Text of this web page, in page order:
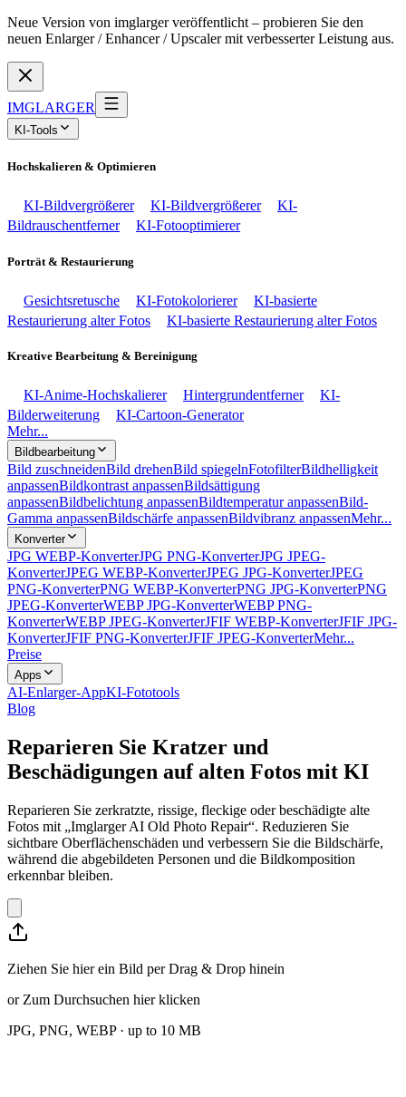
Neue Version von imglarger veröffentlicht – probieren Sie den
neuen Enlarger / Enhancer / Upscaler mit verbesserter Leistung aus.
IMGLARGER
KI-Tools
Hochskalieren & Optimieren
KI-Bildvergrößerer KI-Bildvergrößerer
KI-
Bildrauschentferner
KI-Fotooptimierer
Porträt & Restaurierung
Gesichtsretusche KI-Fotokolorierer
KI-basierte
Restaurierung alter Fotos
KI-basierte Restaurierung alter Fotos
Kreative Bearbeitung & Bereinigung
KI-Anime-Hochskalierer Hintergrundentferner
KI-
Bilderweiterung
KI-Cartoon-Generator
Mehr...
Bildbearbeitung
Bild zuschneidenBild drehenBild spiegelnFotofilterBildhelligkeit
anpassenBildkontrast anpassenBildsättigung
anpassenBildbelichtung anpassenBildtemperatur anpassenBild-
Gamma anpassenBildschärfe anpassenBildvibranz anpassenMehr...
Konverter
JPG WEBP-KonverterJPG PNG-KonverterJPG JPEG-
KonverterJPEG WEBP-KonverterJPEG JPG-KonverterJPEG
PNG-KonverterPNG WEBP-KonverterPNG JPG-KonverterPNG
JPEG-KonverterWEBP JPG-KonverterWEBP PNG-
KonverterWEBP JPEG-KonverterJFIF WEBP-KonverterJFIF JPG-
KonverterJFIF PNG-KonverterJFIF JPEG-KonverterMehr...
Preise
Apps
AI-Enlarger-AppKI-Fototools
Blog
Reparieren Sie Kratzer und
Beschädigungen auf alten Fotos mit KI
Reparieren Sie zerkratzte, rissige, fleckige oder beschädigte alte
Fotos mit „Imglarger AI Old Photo Repair“. Reduzieren Sie
sichtbare Oberflächenschäden und verbessern Sie die Bildschärfe,
während die abgebildeten Personen und die Bildkomposition
erkennbar bleiben.
Ziehen Sie hier ein Bild per Drag & Drop hinein
or Zum Durchsuchen hier klicken
JPG, PNG, WEBP· up to 10 MB